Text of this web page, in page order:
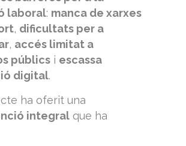
laboral: manca de xarxes
, dificultats per a
, accés limitat a
públics i escassa
digital.
ha oferit una
integral que ha